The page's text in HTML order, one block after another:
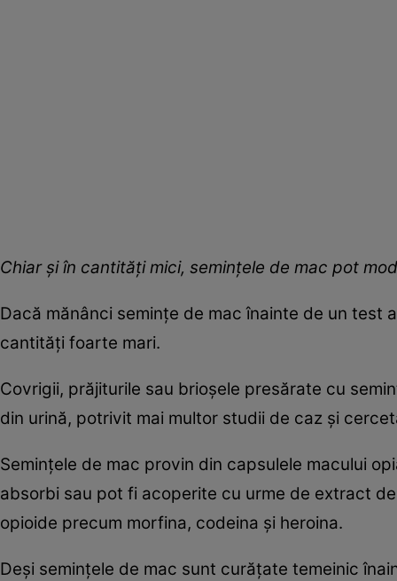
Chiar şiîn cantități mici, semințele de mac pot
Dacă mănânci semințe de mac înainte de un
cantități foarte mari.
Covrigii, prăjiturile sau brioșele presărate cu
din urină, potrivit mai multor studii de caz și
Semințele de mac provin din capsulele macului
absorbi sau pot fi acoperite cu urme de extract
opioide precum morfina, codeina și heroina.
Deși semințele de mac sunt curățate temeinic